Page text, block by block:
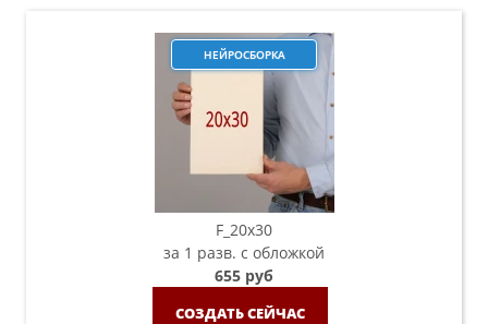
НЕЙРОСБОРКА
F_20х30
за 1 разв. с обложкой
655 руб
СОЗДАТЬ СЕЙЧАС